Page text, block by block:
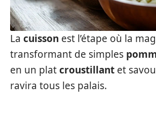
La cuisson est l’étape où la
transformant de simples
en un platcroustillant et
ravira tous les palais.